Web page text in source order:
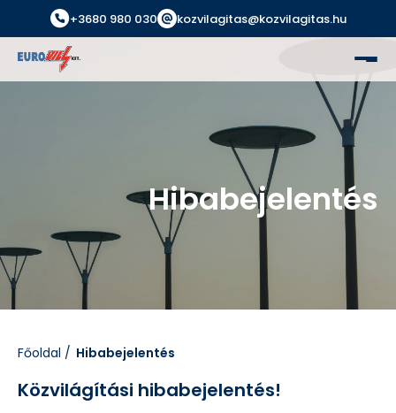
+3680 980 030 kozvilagitas@kozvilagitas.hu
Hibabejelentés
Főoldal Hibabejelentés
Közvilágítási hibabejelentés!